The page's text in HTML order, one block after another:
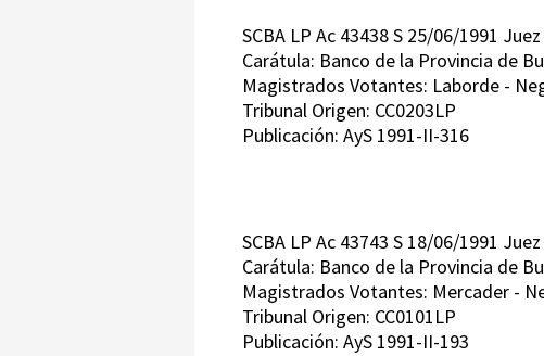
SCBA LP Ac 43438 S 25/06/1991 Juez
Carátula: Banco de la Provincia de
Magistrados Votantes: Laborde -
Tribunal Origen: CC0203LP
Publicación: AyS 1991-II-316
SCBA LP Ac 43743 S 18/06/1991 Juez
Carátula: Banco de la Provincia de
Magistrados Votantes: Mercader -
Tribunal Origen: CC0101LP
Publicación: AyS 1991-II-193